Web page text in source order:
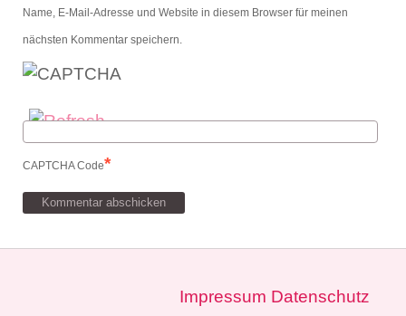
Name, E-Mail-Adresse und Website in diesem Browser für meinen
nächsten Kommentar speichern.
CAPTCHA Code*
Impressum Datenschutz